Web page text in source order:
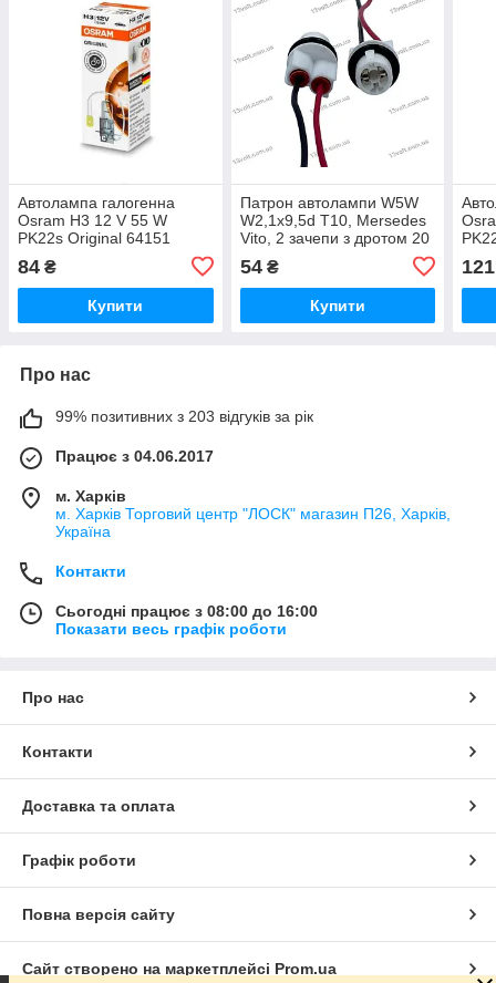
Автолампа галогенна
Osram H3 12 V 55 W
PK22s Original 64151
84 ₴
Купити
Патрон автолампи W5W
W2,1x9,5d T10, Mersedes
Vito, 2 зачепи з дротом 20
см. повторювач повороту
2057S
54₴
Купити
121
Про нас
99% позитивних з 203 відгуків за рік
Працює з 04.06.2017
м. Харків
м. Харків Торговий центр "ЛОСК" магазин П26, Харків,
Україна
Контакти
Сьогодні працює з 08:00 до 16:00
Показати весь графік роботи
Про нас
Контакти
Доставка та оплата
Графік роботи
Повна версія сайту
Сайт створено на маркетплейсі Prom.ua